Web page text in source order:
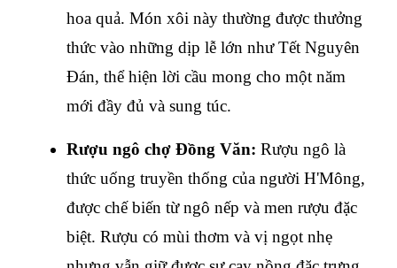
hoa quả. Món xôi này thường được thưởng
thức vào những dịp lễ lớn như Tết Nguyên
Đán, thể hiện lời cầu mong cho một năm
mới đầy đủ và sung túc.
Rượu ngô chợ Đồng Văn: Rượu ngô là
thức uống truyền thống của người H'Mông,
được chế biến từ ngô nếp và men rượu đặc
biệt. Rượu có mùi thơm và vị ngọt nhẹ